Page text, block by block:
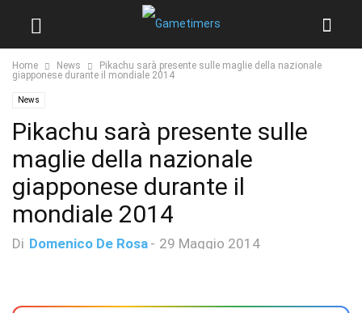
Home News
Pikachu sarà presente sulle maglie della nazionale
giapponese durante il mondiale 2014
News
Pikachu sarà presente sulle
maglie della nazionale
giapponese durante il
mondiale 2014
Di Domenico De Rosa - 29 Maggio 2014